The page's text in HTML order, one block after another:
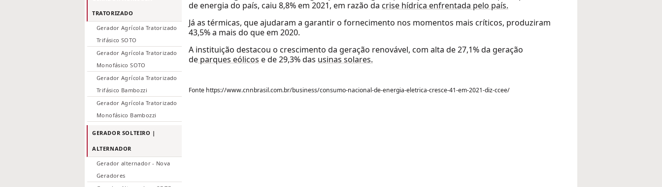
TRATORIZADO
Gerador Agrícola Tratorizado
Trifásico SOTO
Gerador Agrícola Tratorizado
Monofásico SOTO
Gerador Agrícola Tratorizado
Trifásico Bambozzi
Gerador Agrícola Tratorizado
Monofásico Bambozzi
GERADOR SOLTEIRO |
ALTERNADOR
Gerador alternador - Nova
Geradores
de energia do país, caiu 8,8% em 2021, em razão da crise hídrica enfrentada pelo país.
Já as térmicas, que ajudaram a garantir o fornecimento nos momentos mais críticos, produziram
43,5% a mais do que em 2020.
A instituição destacou o crescimento da geração renovável, com alta de 27,1% da geração
de parques eólicos e de 29,3% das usinas solares.
Fonte https://www.cnnbrasil.com.br/business/consumo-nacional-de-energia-eletrica-cresce-41-em-2021-diz-ccee/